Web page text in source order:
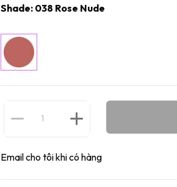
Shade: 038 Rose Nude
Email cho tôi khi có hàng